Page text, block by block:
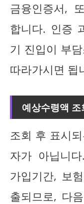
금융인증서,
합니다. 인증
기 진입이 부
따라가시면 됩
예상수령액
조회 후 표시
자가 아닙니
가입기간, 보
출되므로, 다